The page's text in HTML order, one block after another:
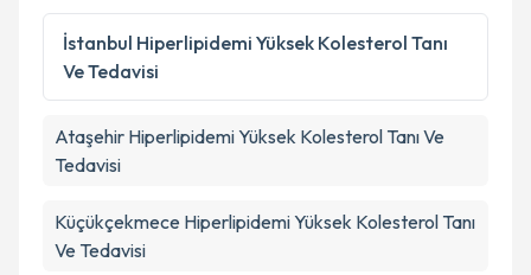
Metni'ni okudum ve kişisel verilerimin belirtilen
kapsamda işlenmesini kabul ediyorum.
İstanbul Hiperlipidemi Yüksek Kolesterol Tanı
Ve Tedavisi
Ataşehir Hiperlipidemi Yüksek Kolesterol Tanı Ve
Tedavisi
Küçükçekmece Hiperlipidemi Yüksek Kolesterol Tanı
Ve Tedavisi